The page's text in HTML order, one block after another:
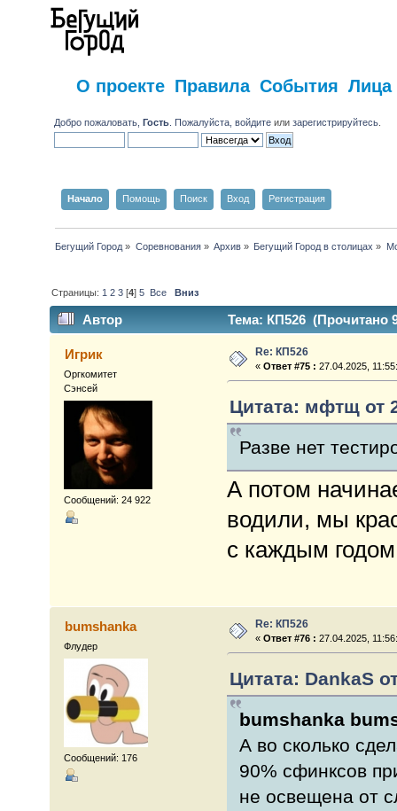
О проекте Правила События Лица
Добро пожаловать,Гость . Пожалуйста,войдите илизарегистрируйтесь
Начало Помощь Поиск Вход Регистрация
Бегущий Город » Соревнования» Архив » Бегущий Город в столицах »
Страницы: 1 2 3 [4]5 Все Вниз
Автор Тема: КП526 (Прочитано
Игрик
Оргкомитет
Сэнсей
Сообщений: 24 922
Re: КП526
«Ответ #75 : 27.04.2025,
Цитата: мфтщ от
Разве нет
А потом
водили, мы
с каждым
bumshanka
Флудер
Сообщений: 176
Re: КП526
«Ответ #76 : 27.04.2025,
Цитата: DankaS
bumshanka
А во сколько
90% сфинксов
не освещена от